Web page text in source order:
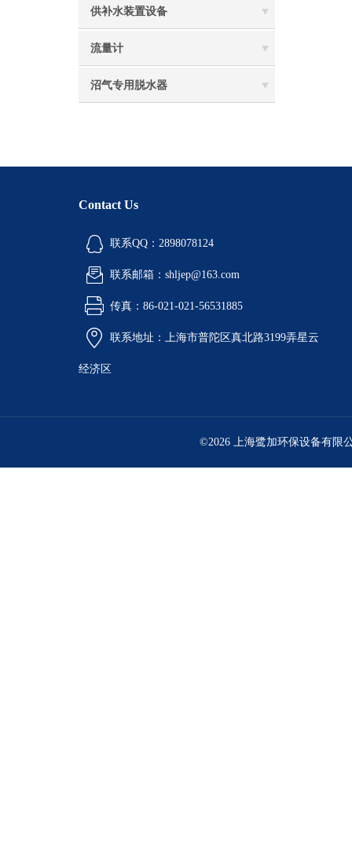
供补水装置设备
流量计
沼气专用脱水器
Contact Us
联系QQ：2898078124
联系邮箱：shljep@163.com
传真：86-021-021-56531885
联系地址：上海市普陀区真北路3199弄星云
经济区
©2026 上海鹭加环保设备有限